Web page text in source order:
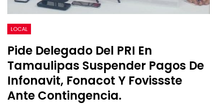
LOCAL
Pide Delegado Del PRI En
Tamaulipas Suspender Pagos De
Infonavit, Fonacot Y Fovissste
Ante Contingencia.